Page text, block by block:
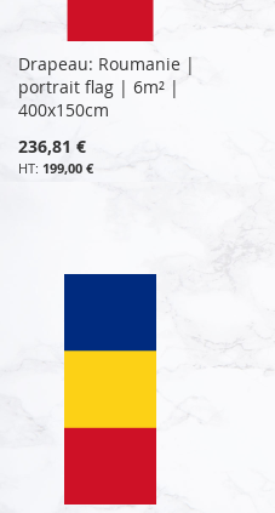
Drapeau: Roumanie |
portrait flag | 6m² |
400x150cm
236,81 €
199,00 €